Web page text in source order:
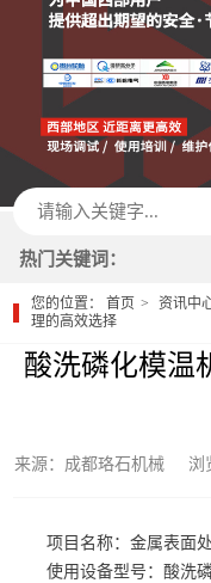
热门关键词：
您的位置：首页 资讯中
理的高效选择
酸洗磷化模温
来源：成都珞石机械 浏
项目名称：金属表面
使用设备型号：酸洗